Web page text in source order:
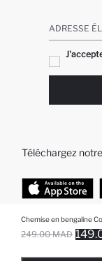
Chemise en bengaline
249.00 MAD
ADRESSE
Téléchargez
TOP